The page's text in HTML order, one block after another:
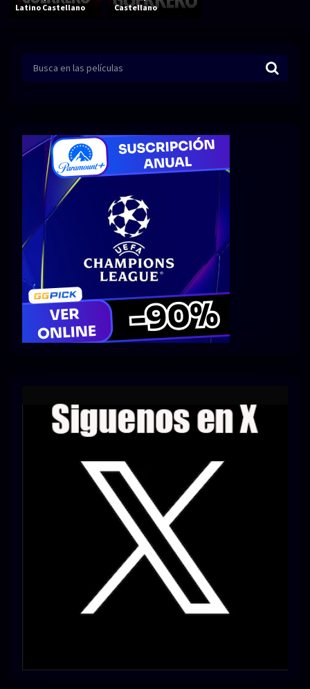
Comedia Crimen
Terror
Fantástico Romance
Bélico Thriller
Biográfico
SERIES
Series 1080p Series 4K HDR
Series 720p 2160p 4K SDR
Series 1080p 60 FPS
Latino Castellano
Castellano